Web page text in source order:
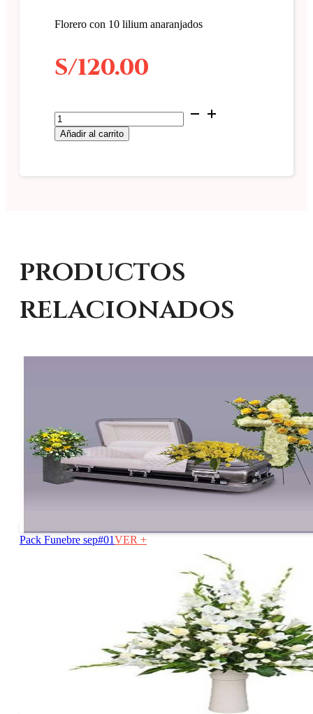
Florero con 10 lilium anaranjados
S/120.00
Floreros
#flor07
cantidad
Añadir al carrito
productos
relacionados
Pack Funebre sep#01VER +